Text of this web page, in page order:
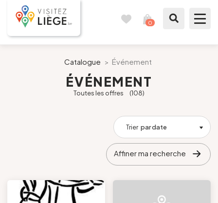
0
Comme un Liégeois
Agenda
Catalogue > Événement
ÉVÉNEMENT
Toutes les offres (108)
Trier par date
Affiner ma recherche